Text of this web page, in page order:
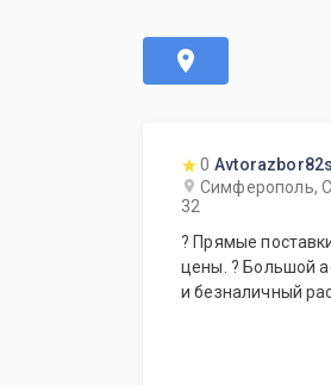
0
Симферополь,
32
? Прямые поставки из Европы, Японии,
цены. ? Большой
и безналичный